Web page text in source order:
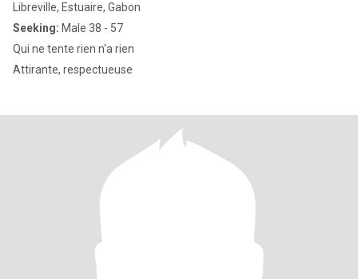
Libreville, Estuaire, Gabon
Seeking: Male 38 - 57
Qui ne tente rien n'a rien
Attirante, respectueuse